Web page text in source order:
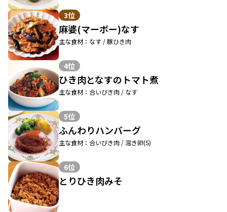
3位
麻婆(マーボー)なす
主な食材：なす / 豚ひき肉
4位
ひき肉となすのトマト煮
主な食材：合いびき肉 / なす
5位
ふんわりハンバーグ
主な食材：合いびき肉 / 溶き卵(S)
6位
とりひき肉みそ